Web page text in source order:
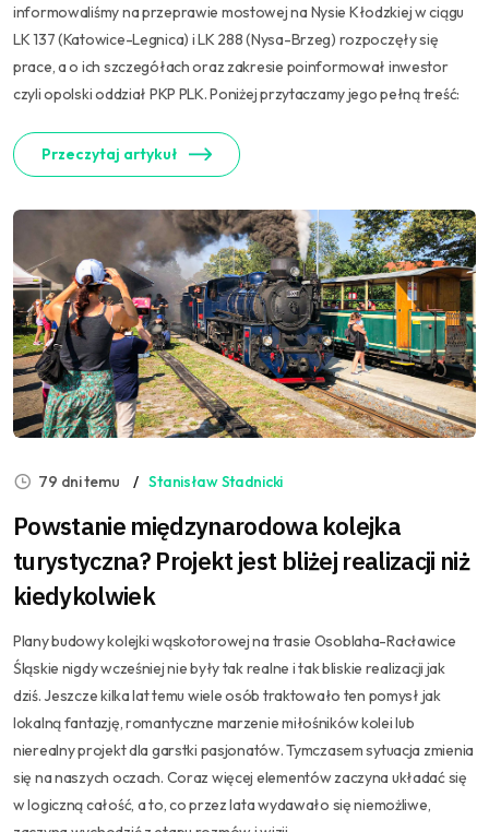
informowaliśmy na przeprawie mostowej na Nysie Kłodzkiej w ciągu
LK 137 (Katowice-Legnica) i LK 288 (Nysa-Brzeg) rozpoczęły się
prace, a o ich szczegółach oraz zakresie poinformował inwestor
czyli opolski oddział PKP PLK. Poniżej przytaczamy jego pełną treść:
Przeczytaj artykuł
79 dni temu Stanisław Stadnicki
Powstanie międzynarodowa kolejka
turystyczna? Projekt jest bliżej realizacji niż
kiedykolwiek
Plany budowy kolejki wąskotorowej na trasie Osoblaha-Racławice
Śląskie nigdy wcześniej nie były tak realne i tak bliskie realizacji jak
dziś. Jeszcze kilka lat temu wiele osób traktowało ten pomysł jak
lokalną fantazję, romantyczne marzenie miłośników kolei lub
nierealny projekt dla garstki pasjonatów. Tymczasem sytuacja zmienia
się na naszych oczach. Coraz więcej elementów zaczyna układać się
w logiczną całość, a to, co przez lata wydawało się niemożliwe,